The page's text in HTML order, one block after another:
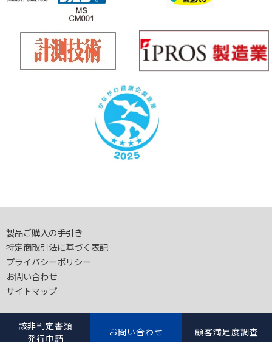
製品ご購入の手引き
特定商取引法に基づく表記
プライバシーポリシー
お問い合わせ
サイトマップ
© 東邦電子株式会社
該非判定書類
発行申請
お問い合わせ 顧客満足度調査